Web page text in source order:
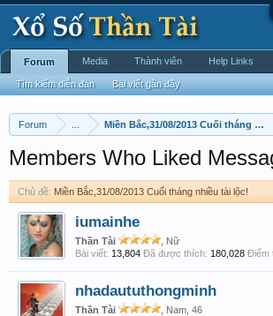
Forum Miền Bắc,31/08/2013 Cuối tháng
Members Who Liked
Chủ đề: Miền Bắc,31/08/2013 Cuối tháng nhiều tài lộc!
iumainhe
Thần Tài
, Nữ
Bài viết: 13,804 Đã được thích: 180,028 Điểm
nhadaututhongminh
Thần Tài
, Nam, 46
Forum
Tìm kiếm diễn đàn Bài viết gần đây
Media Thành viên Help Links